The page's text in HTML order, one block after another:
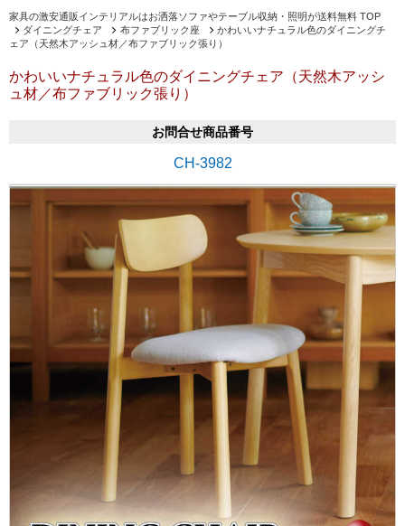
家具の激安通販インテリアルはお洒落ソファやテーブル収納・照明が送料無料 TOP
ダイニングチェア
布ファブリック座
かわいいナチュラル色のダイニングチ
ェア（天然木アッシュ材／布ファブリック張り）
かわいいナチュラル色のダイニングチェア（天然木アッシ
ュ材／布ファブリック張り）
お問合せ商品番号
CH-3982